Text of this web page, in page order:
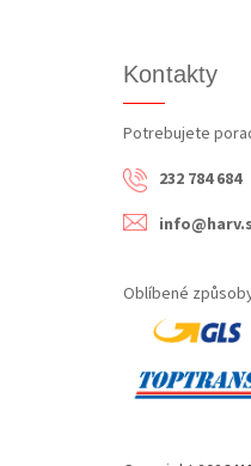
Kontakty
Potrebujete
232 784 684
Oblíbené